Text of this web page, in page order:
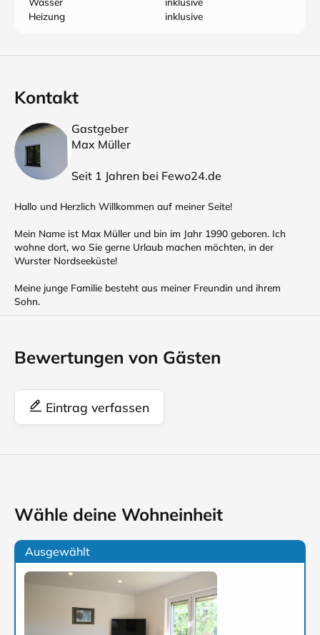
Heizung
inklusive
Kontakt
Gastgeber
Max Müller
Seit 1 Jahren bei Fewo24.de
Hallo und Herzlich Willkommen auf meiner Seite!
Mein Name ist Max Müller und bin im Jahr 1990 geboren. Ich
wohne dort, wo Sie gerne Urlaub machen möchten, in der
Wurster Nordseeküste!
Meine junge Familie besteht aus meiner Freundin und ihrem
Sohn.
Bewertungen von Gästen
Eintrag verfassen
Wähle deine Wohneinheit
Ausgewählt